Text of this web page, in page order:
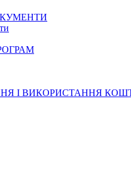
І ВИКОРИСТАННЯ